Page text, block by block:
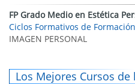
FP Grado Medio en Estética
Ciclos Formativos de
IMAGEN PERSONAL
Los Mejores Cursos de